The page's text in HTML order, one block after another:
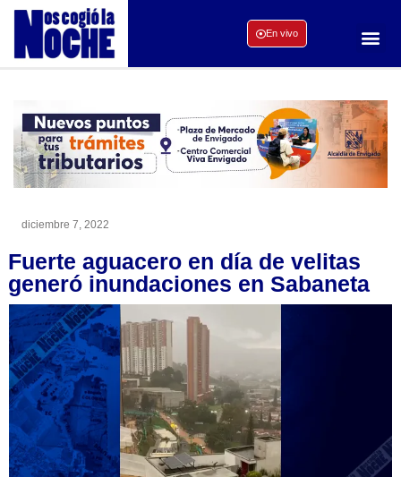
En vivo
diciembre 7, 2022
Fuerte aguacero en día de velitas
generó inundaciones en Sabaneta